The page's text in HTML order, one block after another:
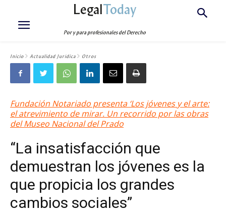
LegalToday
Por y para profesionales del Derecho
Inicio Actualidad Jurídica Otros
Fundación Notariado presenta ‘Los jóvenes y el arte:
el atrevimiento de mirar. Un recorrido por las obras
del Museo Nacional del Prado
“La insatisfacción que
demuestran los jóvenes es la
que propicia los grandes
cambios sociales”